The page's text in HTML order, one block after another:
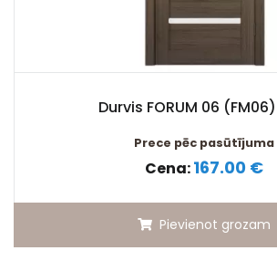
Durvis FORUM 06
Prece pēc pasūtījuma
Cena:167.00 €
Pievienot grozam